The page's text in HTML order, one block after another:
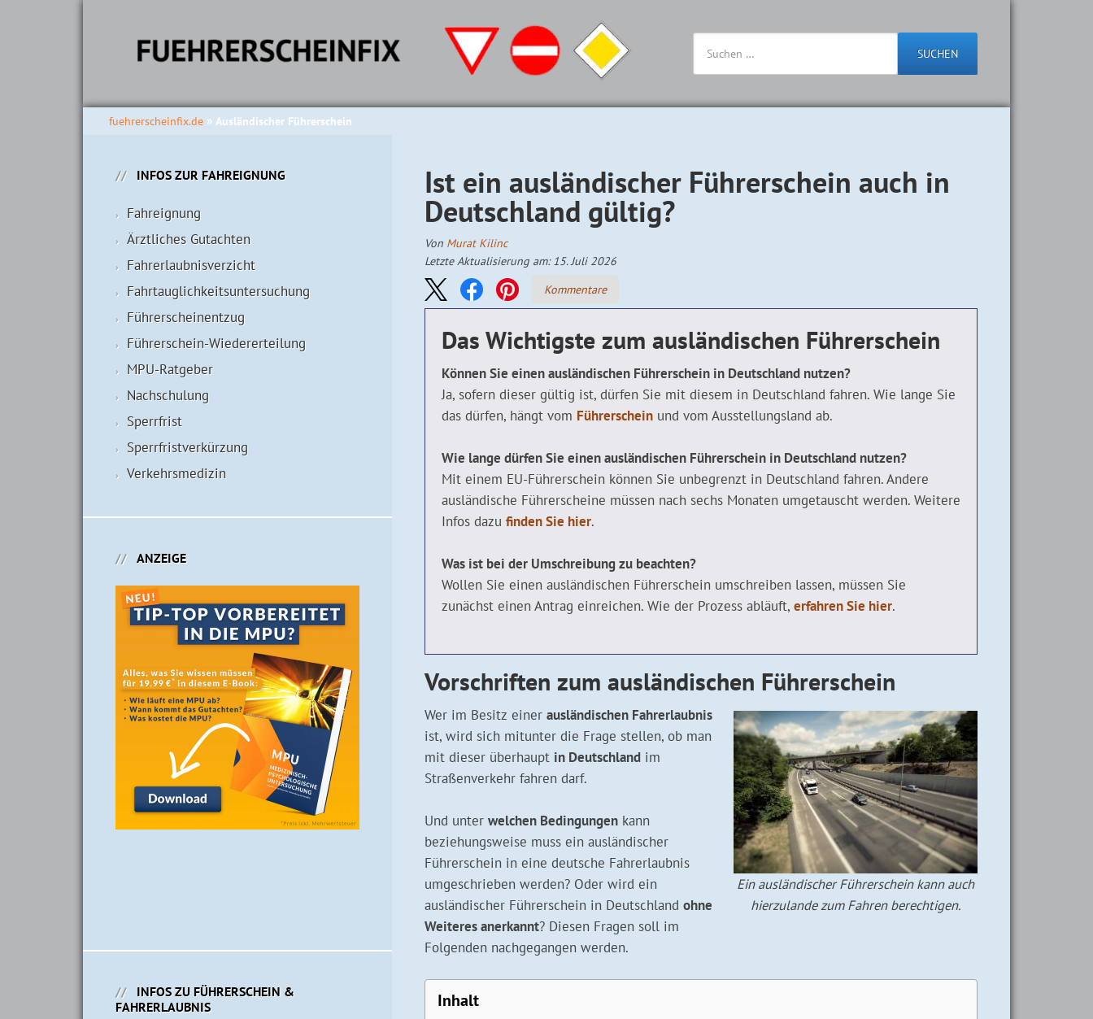
SUCHEN
fuehrerscheinfix.de Ausländischer Führerschein
Ist ein ausländischer Führerschein auch in
Deutschland gültig?
Von Murat Kilinc
Letzte Aktualisierung am: 15. Juli 2026
Kommentare
Das Wichtigste zum ausländischen Führerschein
Können Sie einen ausländischen Führerschein in Deutschland nutzen?
Ja, sofern dieser gültig ist, dürfen Sie mit diesem in Deutschland fahren. Wie lange Sie
das dürfen, hängt vom Führerschein und vom Ausstellungsland ab.
Wie lange dürfen Sie einen ausländischen Führerschein in Deutschland nutzen?
Mit einem EU-Führerschein können Sie unbegrenzt in Deutschland fahren. Andere
ausländische Führerscheine müssen nach sechs Monaten umgetauscht werden. Weitere
Infos dazu finden Sie hier.
Was ist bei der Umschreibung zu beachten?
Wollen Sie einen ausländischen Führerschein umschreiben lassen, müssen Sie
zunächst einen Antrag einreichen. Wie der Prozess abläuft, erfahren Sie hier.
Vorschriften zum ausländischen Führerschein
Ein ausländischer Führerschein kann auch
hierzulande zum Fahren berechtigen.
Wer im Besitz einer ausländischen Fahrerlaubnis
ist, wird sich mitunter die Frage stellen, ob man
mit dieser überhaupt in Deutschland im
Straßenverkehr fahren darf.
Und unter welchen Bedingungen kann
beziehungsweise muss ein ausländischer
Führerschein in eine deutsche Fahrerlaubnis
umgeschrieben werden? Oder wird ein
ausländischer Führerschein in Deutschland ohne
Weiteres anerkannt? Diesen Fragen soll im
Folgenden nachgegangen werden.
Inhalt
INFOS ZUR FAHREIGNUNG
Fahreignung
Ärztliches Gutachten
Fahrerlaubnisverzicht
Fahrtauglichkeits­untersuchung
Führerscheinentzug
Führerschein-Wiedererteilung
MPU-Ratgeber
Nachschulung
Sperrfrist
Sperrfristverkürzung
Verkehrsmedizin
ANZEIGE
INFOS ZU FÜHRERSCHEIN &
FAHRERLAUBNIS